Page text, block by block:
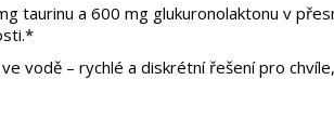
taurinu a 600 mg glukuronolaktonu v
vodě – rychlé a diskrétní řešení pro